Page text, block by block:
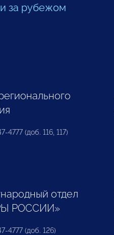
за рубежом
4777 (доб. 116, 117)
отдел
РОССИИ»
4777 (доб. 126)